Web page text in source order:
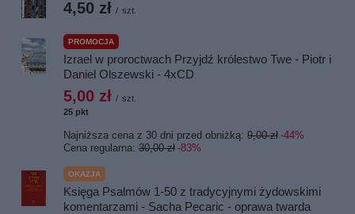
4,50 zł / szt.
PROMOCJA
Izrael w proroctwach Przyjdź królestwo Twe - Piotr i
Daniel Olszewski - 4xCD
5,00 zł / szt.
25 pkt
Najniższa cena z 30 dni przed obniżką: 9,00 zł -44%
Cena regularna: 30,00 zł -83%
OKAZJA
Księga Psalmów 1-50 z tradycyjnymi żydowskimi
komentarzami - Sacha Pecaric - oprawa twarda